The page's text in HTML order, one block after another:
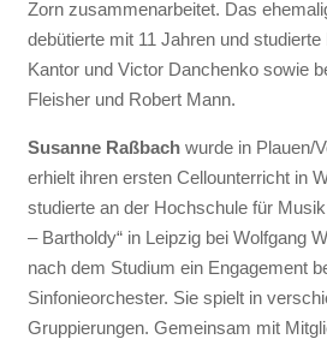
Zorn zusammenarbeitet. Das
debütierte mit 11 Jahren und
Kantor und Victor Danchenko sowie
Fleisher und Robert Mann.
Susanne Raßbachwurde in Plauen/
erhielt ihren ersten Cellounterricht in
studierte an der Hochschule für
– Bartholdy“ in Leipzig bei Wolfgang
nach dem Studium ein Engagement
Sinfonieorchester. Sie spielt in
Gruppierungen. Gemeinsam mit